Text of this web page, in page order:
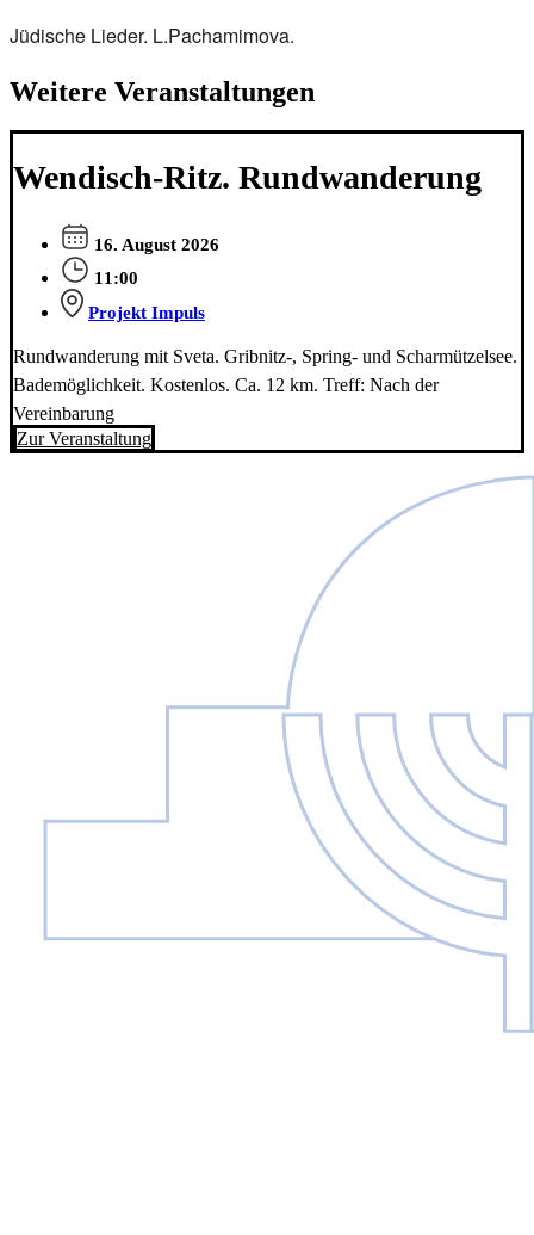
Jüdische Lieder. L.Pachamimova.
Weitere Veranstaltungen
Wendisch-Ritz. Rundwanderung
16. August 2026
11:00
Projekt Impuls
Rundwanderung mit Sveta. Gribnitz-, Spring- und Scharmützelsee.
Bademöglichkeit. Kostenlos. Ca. 12 km. Treff: Nach der
Vereinbarung
Zur Veranstaltung